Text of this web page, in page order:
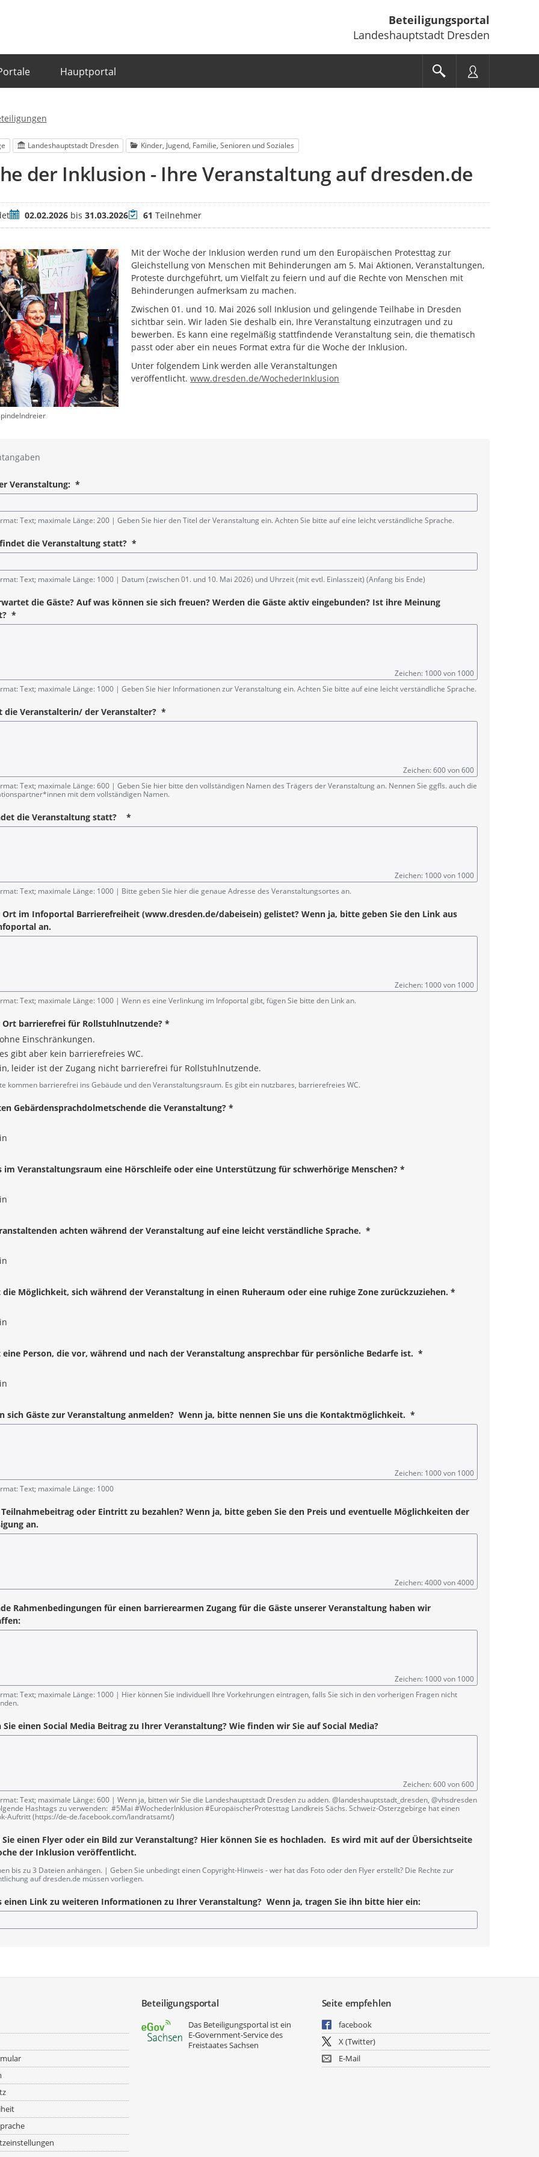
Beteiligungsportal
Landeshauptstadt Dresden
Hauptportal
Landeshauptstadt Dresden Kinder, Jugend, Familie, Senioren und Soziales
der Inklusion - Ihre Veranstaltung auf dresden.de
Zeitraum
02.02.2026bis 31.03.2026Teilnehmer
61 Teilnehmer
Mit der Woche der Inklusion werden rund um den Europäischen Protesttag zur
Gleichstellung von Menschen mit Behinderungen am 5. Mai Aktionen, Veranstaltungen,
Proteste durchgeführt, um Vielfalt zu feiern und auf die Rechte von Menschen mit
Behinderungen aufmerksam zu machen.
Zwischen 01. und 10. Mai 2026 soll Inklusion und gelingende Teilhabe in Dresden
sichtbar sein. Wir laden Sie deshalb ein, Ihre Veranstaltung einzutragen und zu
bewerben. Es kann eine regelmäßig stattfindende Veranstaltung sein, die thematisch
passt oder aber ein neues Format extra für die Woche der Inklusion.
Unter folgendem Link werden alle Veranstaltungen
veröffentlicht.www.dresden.de/WochederInklusion
Veranstaltung: *
Text; maximale Länge: 200 Geben Sie hier den Titel der Veranstaltung ein. Achten Sie bitte auf eine leicht verständliche Sprache.
die Veranstaltung statt? *
Text; maximale Länge: 1000 Datum (zwischen 01. und 10. Mai 2026) und Uhrzeit (mit evtl. Einlasszeit) (Anfang bis Ende)
die Gäste? Auf was können sie sich freuen? Werden die Gäste aktiv eingebunden? Ist ihre Meinung
*
Zeichen: 1000 von 1000
Text; maximale Länge: 1000 Geben Sie hier Informationen zur Veranstaltung ein. Achten Sie bitte auf eine leicht verständliche Sprache.
die Veranstalterin/ der Veranstalter? *
Zeichen: 600 von 600
Text; maximale Länge: 600
Geben Sie hier bitte den vollständigen Namen des Trägers der Veranstaltung an. Nennen Sie ggfls. auch die
mit dem vollständigen Namen.
die Veranstaltung statt? *
Zeichen: 1000 von 1000
Text; maximale Länge: 1000 Bitte geben Sie hier die genaue Adresse des Veranstaltungsortes an.
Ort im Infoportal Barrierefreiheit (www.dresden.de/dabeisein) gelistet? Wenn ja, bitte geben Sie den Link aus
an.
Zeichen: 1000 von 1000
Text; maximale Länge: 1000
Wenn es eine Verlinkung im Infoportal gibt, fügen Sie bitte den Link an.
Ort barrierefrei für Rollstuhlnutzende?*
ohne Einschränkungen.
es gibt aber kein barrierefreies WC.
leider ist der Zugang nicht barrierefrei für Rollstuhlnutzende.
kommen barrierefrei ins Gebäude und den Veranstaltungsraum. Es gibt ein nutzbares, barrierefreies WC.
Gebärdensprachdolmetschende die Veranstaltung?*
im Veranstaltungsraum eine Hörschleife oder eine Unterstützung für schwerhörige Menschen?*
achten während der Veranstaltung auf eine leicht verständliche Sprache. *
die Möglichkeit, sich während der Veranstaltung in einen Ruheraum oder eine ruhige Zone zurückzuziehen. *
eine Person, die vor, während und nach der Veranstaltung ansprechbar für persönliche Bedarfe ist. *
sich Gäste zur Veranstaltung anmelden? Wenn ja, bitte nennen Sie uns die Kontaktmöglichkeit. *
Zeichen: 1000 von 1000
Text; maximale Länge: 1000
oder Eintritt zu bezahlen? Wenn ja, bitte geben Sie den Preis und eventuelle Möglichkeiten der
an.
Zeichen: 4000 von 4000
Rahmenbedingungen für einen barrierearmen Zugang für die Gäste unserer Veranstaltung haben wir
Zeichen: 1000 von 1000
Text; maximale Länge: 1000
Hier können Sie individuell Ihre Vorkehrungen eintragen, falls Sie sich in den vorherigen Fragen nicht
Sie einen Social Media Beitrag zu Ihrer Veranstaltung? Wie finden wir Sie auf Social Media?
Zeichen: 600 von 600
Text; maximale Länge: 600
Wenn ja, bitten wir Sie die Landeshauptstadt Dresden zu adden. @landeshauptstadt_dresden, @vhsdresden
Hashtags zu verwenden: #5Mai #WochederInklusion #EuropäischerProtesttag Landkreis Sächs. Schweiz-Osterzgebirge hat einen
Auftritt (https://de-de.facebook.com/landratsamt/)
Sie einen Flyer oder ein Bild zur Veranstaltung? Hier können Sie es hochladen. Es wird mit auf der Übersichtseite
der Inklusion veröffentlicht.
bis zu 3 Dateien anhängen.
Geben Sie unbedingt einen Copyright-Hinweis - wer hat das Foto oder den Flyer erstellt? Die Rechte zur
auf dresden.de müssen vorliegen.
einen Link zu weiteren Informationen zu Ihrer Veranstaltung? Wenn ja, tragen Sie ihn bitte hier ein:
Beteiligungsportal
Das Beteiligungsportal ist ein
E‑Government-Service des
Freistaates Sachsen
Seite empfehlen
facebook
X (Twitter)
E-Mail